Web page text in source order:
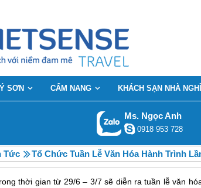
SƠN CẨM NANG KHÁCH SẠN NHÀ NGHỈ
Ms. Ngọc Anh
0918 953 728
Tức Tổ Chức Tuần Lễ Văn Hóa Hành Trình
thời gian từ 29/6 – 3/7 sẽ diễn ra tuần lễ văn